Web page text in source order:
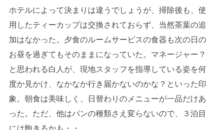
ホテルによって決まりは違うでしょうが、掃除後も、使
用したティーカップは交換されておらず、当然茶葉の追
加はなかった。夕食のルームサービスの食器も次の日の
お昼を過ぎてもそのままになっていた。マネージャー？
と思われる白人が、現地スタッフを指導している姿を何
度か見かけ、なかなか行き届かないのかな？といった印
象。朝食は美味しく、日替わりのメニューが一品だけあ
った。ただ、他はパンの種類さえ変らないので、３泊目
には飽きるかも・・。